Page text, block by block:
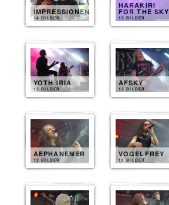
IMPRESSIONEN
14 BILDER
HARAKIRI
FOR THE SKY
13 BILDER
YOTH IRIA
13 BILDER
AFSKY
13 BILDER
AEPHANEMER
12 BILDER
VOGELFREY
12 BILDER